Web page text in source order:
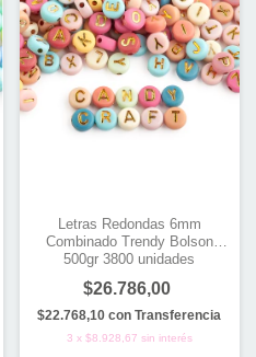
Letras Redondas 6mm
Combinado Trendy Bolson
500gr 3800 unidades
$26.786,00
$22.768,10con Transferencia
3 x $8.928,67 sin interés